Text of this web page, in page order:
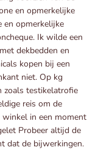
en opmerkelijke
en opmerkelijke
Ik wilde een
dekbedden en
kopen bij een
niet. Op kg
zoals testikelatrofie
reis om de
in een moment
Probeer altijd de
dat de bijwerkingen.